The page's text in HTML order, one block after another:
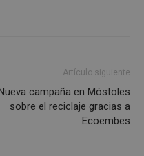
Artículo siguiente
campaña en Móstoles
sobre el reciclaje gracias a
Ecoembes